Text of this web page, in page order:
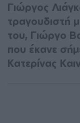
Γιώργος
τραγουδιστή
του, Γιώργο
που έκανε
Κατερίνας